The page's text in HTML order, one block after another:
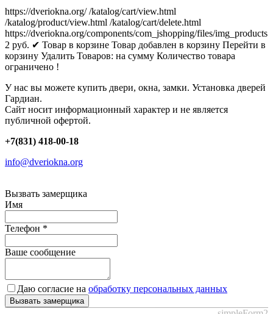
https://dveriokna.org/ /katalog/cart/view.html
/katalog/product/view.html /katalog/cart/delete.html
https://dveriokna.org/components/com_jshopping/files/img_products
2 руб. ✔ Товар в корзине Товар добавлен в корзину Перейти в
корзину Удалить Товаров: на сумму Количество товара
ограничено !
У нас вы можете купить двери, окна, замки. Установка дверей
Гардиан.
Сайт носит информационный характер и не является
публичной офертой.
+7(831) 418-00-18
info@dveriokna.org
Вызвать замерщика
Имя
Телефон *
Ваше сообщение
Даю согласие на обработку персональных данных
Вызвать замерщика